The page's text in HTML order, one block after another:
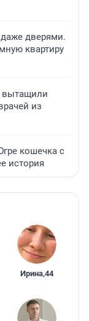
дверями.
квартиру
вытащили
из
кошечка с
история
Ирина,44